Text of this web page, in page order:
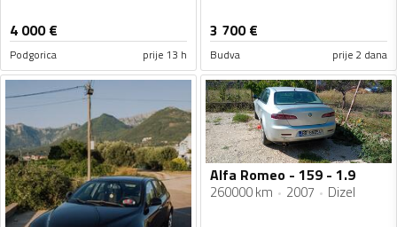
4 000€
Podgorica prije 13 h
3 700€
Budva prije 2 dana
Alfa Romeo - 159 - 1.9
260000 km 2007 Dizel